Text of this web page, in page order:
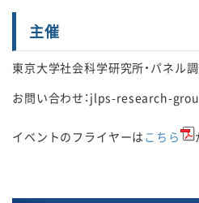
主催
東京大学社会科学研究所・パネル
お問い合わせ：jlps-research-
イベントのフライヤーは こちら